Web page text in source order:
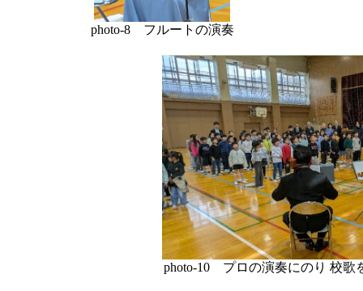
photo-8 フルートの演奏
photo-10 プロの演奏にのり 校歌